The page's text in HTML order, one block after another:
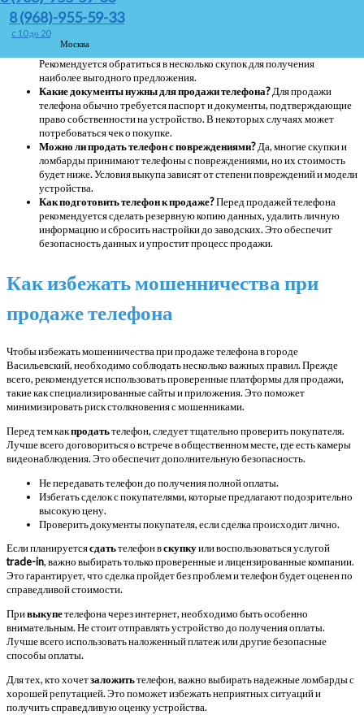
8 (968)-955-59-33
c 10 до 20
Москва
телефон можно обменять на новый с доплатой. Это удобный способ
обновить устройство без необходимости искать покупателя.
Как оценить стоимость телефона при выкупе?
при выкупе зависит от его состояния, модели и года выпуска.
Рекомендуется обратиться в несколько скупок для получения
наиболее выгодного предложения.
Какие документы нужны для продажи телефона?Для продажи
телефона обычно требуется паспорт и документы, подтверждающие
право собственности на устройство. В некоторых случаях может
потребоваться чек о покупке.
Можно ли продать телефон с повреждениями?Да, многие скупки и
ломбарды принимают телефоны с повреждениями, но их стоимость
будет ниже. Условия выкупа зависят от степени повреждений и модели
устройства.
Как подготовить телефон к продаже?Перед продажей телефона
рекомендуется сделать резервную копию данных, удалить личную
информацию и сбросить настройки до заводских. Это обеспечит
безопасность данных и упростит процесс продажи.
Как избежать мошенничества при
продаже телефона
Чтобы избежать мошенничества при продаже телефона в городе
Васильевский, необходимо соблюдать несколько важных правил. Прежде
всего, рекомендуется использовать проверенные платформы для продажи,
такие как специализированные сайты и приложения. Это поможет
минимизировать риск столкновения с мошенниками.
Перед тем какпродатьтелефон, следует тщательно проверить покупателя.
Лучше всего договориться о встрече в общественном месте, где есть камеры
видеонаблюдения. Это обеспечит дополнительную безопасность.
Не передавать телефон до получения полной оплаты.
Избегать сделок с покупателями, которые предлагают подозрительно
высокую цену.
Проверить документы покупателя, если сделка происходит лично.
Если планируетсясдатьтелефон вскупкуили воспользоваться услугой
trade-in, важно выбирать только проверенные и лицензированные компании.
Это гарантирует, что сделка пройдет без проблем и телефон будет оценен по
справедливой стоимости.
Привыкупетелефона через интернет, необходимо быть особенно
внимательным. Не стоит отправлять устройство до получения оплаты.
Лучше всего использовать наложенный платеж или другие безопасные
способы оплаты.
Для тех, кто хочетзаложитьтелефон, важно выбирать надежные ломбарды с
хорошей репутацией. Это поможет избежать неприятных ситуаций и
получить справедливую оценку устройства.